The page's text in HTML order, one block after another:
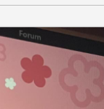
društvo
kultura
sport